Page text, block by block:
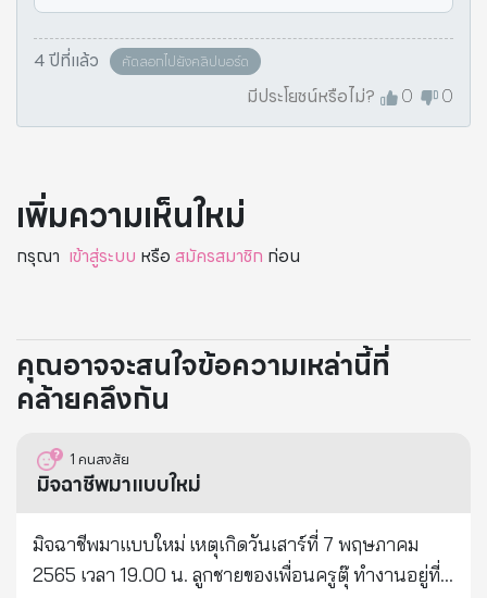
4 ปีที่แล้ว คัดลอกไปยังคลิปบอร์ด
มีประโยชน์หรือไม่? 0 0
เพิ่มความเห็นใหม่
กรุณา เข้าสู่ระบบ หรือ สมัครสมาชิก ก่อน
คุณอาจจะสนใจข้อความเหล่านี้ที่
คล้ายคลึงกัน
1 คนสงสัย
มิจฉาชีพมาแบบใหม่
มิจฉาชีพมาแบบใหม่ เหตุเกิดวันเสาร์ที่ 7 พฤษภาคม
2565 เวลา 19.00 น. ลูกชายของเพื่อนครูตุ๊ ทำงานอยู่ที่